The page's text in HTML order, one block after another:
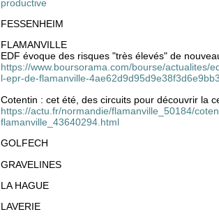
productive
FESSENHEIM
FLAMANVILLE
EDF évoque des risques "très élevés" de
https://www.boursorama.com/bourse/actualites/
l-epr-de-flamanville-
Cotentin : cet été, des circuits pour découvrir la
https://actu.fr/normandie/flamanville_50184/
flamanville_43640294.html
GOLFECH
GRAVELINES
LA HAGUE
LAVERIE